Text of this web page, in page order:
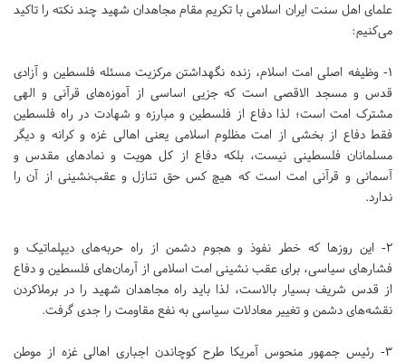
علمای اهل سنت ایران اسلامی با تکریم مقام مجاهدان شهید چند نکته را تاکید
می‌کنیم:
۱- وظیفه اصلی امت اسلام، زنده نگهداشتن مرکزیت مسئله فلسطین و آزادی
قدس و مسجد الاقصی است که جزیی اساسی از آموزه‌های قرآنی و الهی
مشترک امت است؛ لذا دفاع از فلسطین و مبارزه و شهادت در راه فلسطین
فقط دفاع از بخشی از امت مظلوم اسلامی یعنی اهالی غزه و کرانه و دیگر
مسلمانان فلسطینی نیست، بلکه دفاع از کل هویت و نماد‌های مقدس و
آسمانی و قرآنی امت است که هیچ کس حق تنازل و عقب‌نشینی از آن را
ندارد.
۲- این روز‌ها که خطر نفوذ و هجوم دشمن از راه حربه‌های دیپلماتیک و
فشار‌های سیاسی، برای عقب نشینی امت اسلامی از آرمان‌های فلسطین و دفاع
از قدس شریف بسیار بالاست، لذا باید راه مجاهدان شهید را در برملاکردن
نقشه‌های دشمن و تغییر معادلات سیاسی به نفع مقاومت را جدی گرفت.
۳- رئیس جمهور منحوس آمریکا طرح کوچاندن اجباری اهالی غزه از موطن